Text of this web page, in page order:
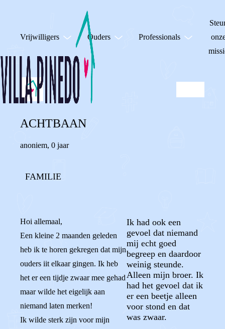
Vrijwilligers Ouders Professionals
ACHTBAAN
anoniem, 0 jaar
FAMILIE
Hoi allemaal,
Een kleine 2 maanden geleden
heb ik te horen gekregen dat mijn
ouders iit elkaar gingen. Ik heb
het er een tijdje zwaar mee gehad
maar wilde het eigelijk aan
niemand laten merken!
Ik wilde sterk zijn voor mijn
Ik had ook een
gevoel dat niemand
mij echt goed
begreep en daardoor
weinig steunde.
Alleen mijn broer. Ik
had het gevoel dat ik
er een beetje alleen
voor stond en dat
was zwaar.